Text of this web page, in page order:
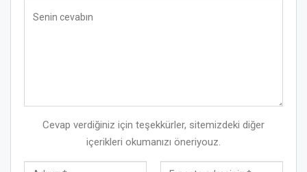
Cevap verdiğiniz için teşekkürler, sitemizdeki diğer
içerikleri okumanızı öneriyouz.